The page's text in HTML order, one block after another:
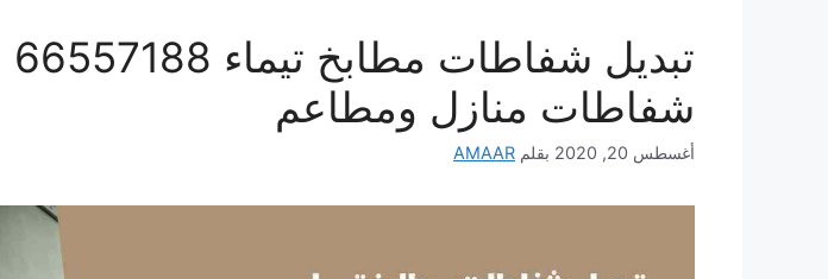
شفاطات منازل ومطاعم
أغسطس 20, 2020 بقلم AMAAR